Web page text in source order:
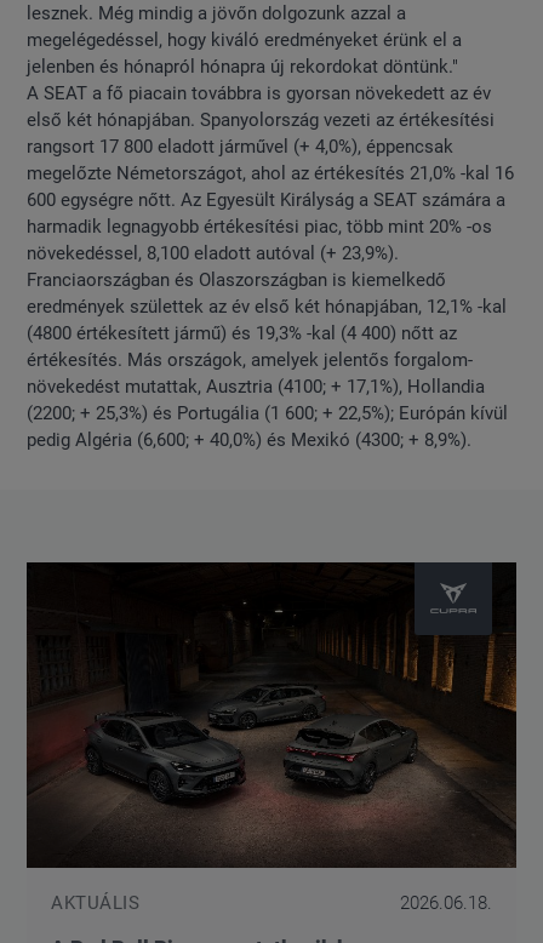
lesznek. Még mindig a jövőn dolgozunk azzal a
megelégedéssel, hogy kiváló eredményeket érünk el a
jelenben és hónapról hónapra új rekordokat döntünk."
A SEAT a fő piacain továbbra is gyorsan növekedett az év
első két hónapjában. Spanyolország vezeti az értékesítési
rangsort 17 800 eladott járművel (+ 4,0%), éppencsak
megelőzte Németországot, ahol az értékesítés 21,0% -kal 16
600 egységre nőtt. Az Egyesült Királyság a SEAT számára a
harmadik legnagyobb értékesítési piac, több mint 20% -os
növekedéssel, 8,100 eladott autóval (+ 23,9%).
Franciaországban és Olaszországban is kiemelkedő
eredmények születtek az év első két hónapjában, 12,1% -kal
(4800 értékesített jármű) és 19,3% -kal (4 400) nőtt az
értékesítés. Más országok, amelyek jelentős forgalom-
növekedést mutattak, Ausztria (4100; + 17,1%), Hollandia
(2200; + 25,3%) és Portugália (1 600; + 22,5%); Európán kívül
pedig Algéria (6,600; + 40,0%) és Mexikó (4300; + 8,9%).
AKTUÁLIS 2026.06.18.